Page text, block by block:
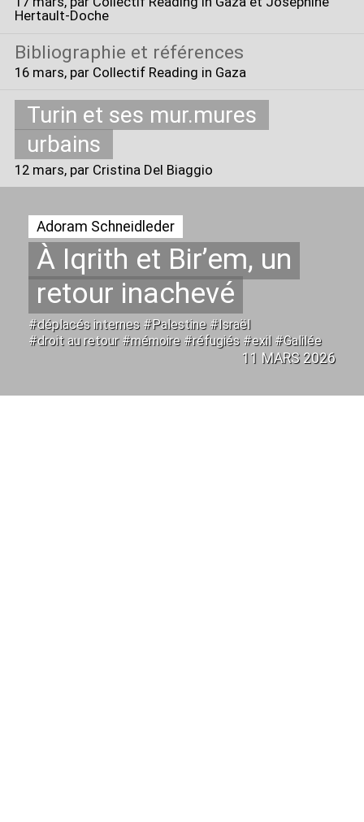
Hertault-Doche
Bibliographie et références
16 mars, par Collectif Reading in Gaza
Turin et ses mur.mures
urbains
12 mars, par Cristina Del Biaggio
Adoram Schneidleder
À Iqrith et Bir’em, un
retour inachevé
#déplacés internes #Palestine #Israël
#droit au retour #mémoire #réfugiés #exil #Galilée
11 MARS 2026